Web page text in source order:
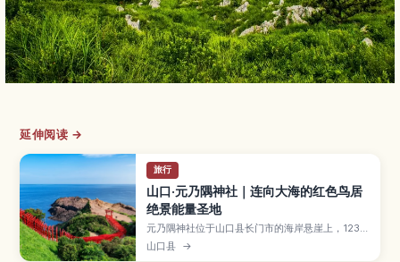
延伸阅读 →
旅行
山口·元乃隅神社｜连向大海的红色鸟居
绝景能量圣地
元乃隅神社位于山口县长门市的海岸悬崖上，123座
红色鸟居一路延伸向日本海，与蓝天碧海构成震撼
的绝景，被CNN评为“日本最美景点”之一。文章将
山口县 →